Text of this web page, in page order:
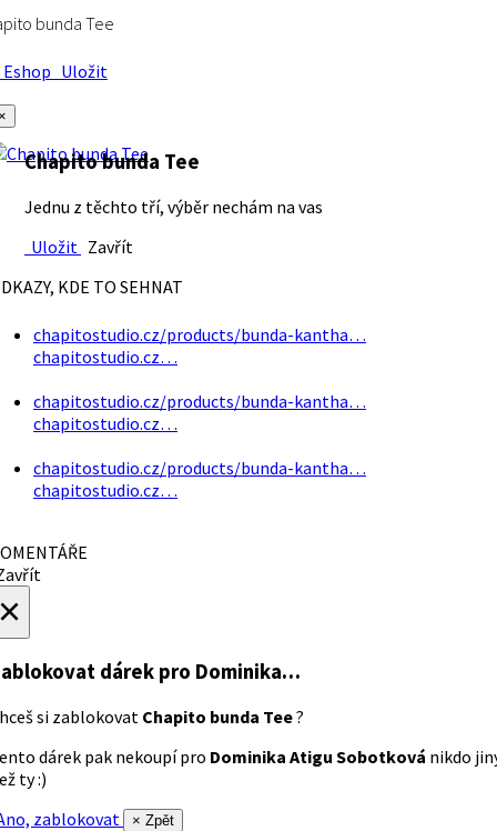
bunda Tee
Uložit
Chapito bunda Tee
Jednu z těchto tří, výběr nechám na vas
Uložit Zavřít
KDE TO SEHNAT
chapitostudio.cz/products/bunda-kantha…
chapitostudio.cz…
chapitostudio.cz/products/bunda-kantha…
chapitostudio.cz…
chapitostudio.cz/products/bunda-kantha…
chapitostudio.cz…
dárek pro Dominika…
si zablokovat Chapito bunda Tee?
dárek pak nekoupí pro Dominika Atigu Sobotková nikdo
ty :)
zablokovat
× Zpět